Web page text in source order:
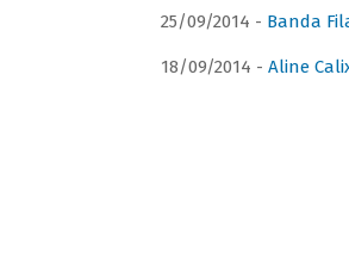
25/09/2014 - Banda
18/09/2014 - Aline